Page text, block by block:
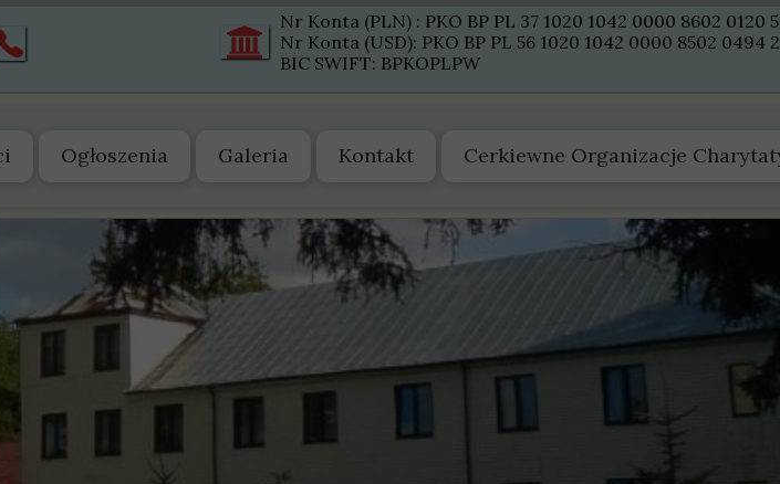
Nr Konta (PLN) : PKO BP PL 37 1020 1042 0000 8602 0120
Nr Konta (USD): PKO BP PL 56 1020 1042 0000 8502 0494
BIC SWIFT: BPKOPLPW
Ogłoszenia Galeria Kontakt Cerkiewne Organizacje